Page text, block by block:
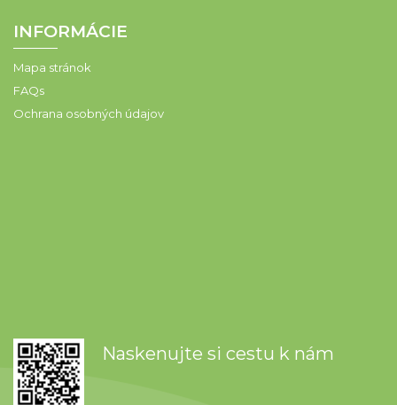
INFORMÁCIE
Mapa stránok
FAQs
Ochrana osobných údajov
Naskenujte si cestu k nám